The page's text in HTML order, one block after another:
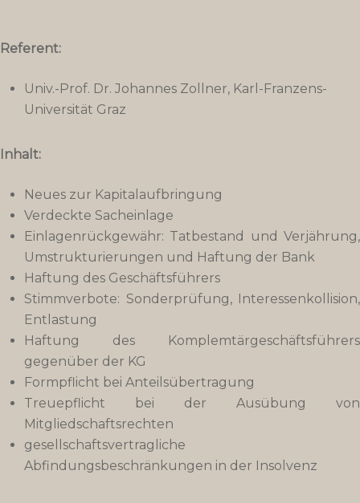
Referent:
Univ.-Prof. Dr. Johannes Zollner, Karl-Franzens-
Universität Graz
Inhalt:
Neues zur Kapitalaufbringung
Verdeckte Sacheinlage
Einlagenrückgewähr: Tatbestand und Verjährung,
Umstrukturierungen und Haftung der Bank
Haftung des Geschäftsführers
Stimmverbote: Sonderprüfung, Interessenkollision,
Entlastung
Haftung des Komplemtärgeschäftsführers
gegenüber der KG
Formpflicht bei Anteilsübertragung
Treuepflicht bei der Ausübung von
Mitgliedschaftsrechten
gesellschaftsvertragliche
Abfindungsbeschränkungen in der Insolvenz